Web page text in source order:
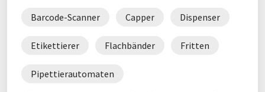
Zusammenarbeit hinweg für höchste Prozess-, Planungs- und
Barcode-Scanner Capper Dispenser
Etikettierer Flachbänder Fritten
Pipettierautomaten